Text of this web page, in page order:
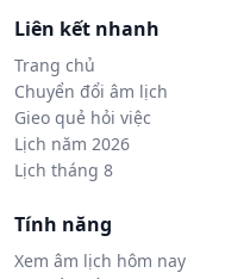
Liên kết nhanh
Trang chủ
Chuyển đổi âm lịch
Gieo quẻ hỏi việc
Lịch năm 2026
Lịch tháng 8
Tính năng
Xem âm lịch hôm nay